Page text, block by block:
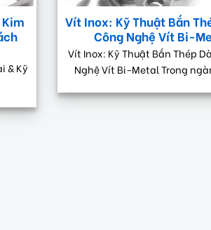
& Kỹ
Vít Inox: Kỹ Thuật Bắn
Công Nghệ Vít Bi-
Vít Inox: Kỹ Thuật Bắn Thép
Nghệ Vít Bi-Metal Trong